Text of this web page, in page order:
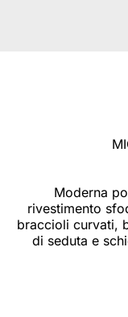
Moderna
rivestimento
braccioli curvati,
di seduta e